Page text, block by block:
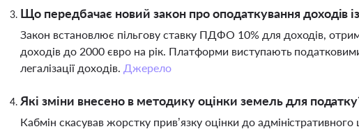
Що передбачає новий закон про оподаткування доходів
Закон встановлює пільгову ставку ПДФО 10% для доходів,
доходів до 2000 євро на рік. Платформи виступають
легалізації доходів. Джерело
Які зміни внесено в методику оцінки земель для
Кабмін скасував жорстку прив’язку оцінки до